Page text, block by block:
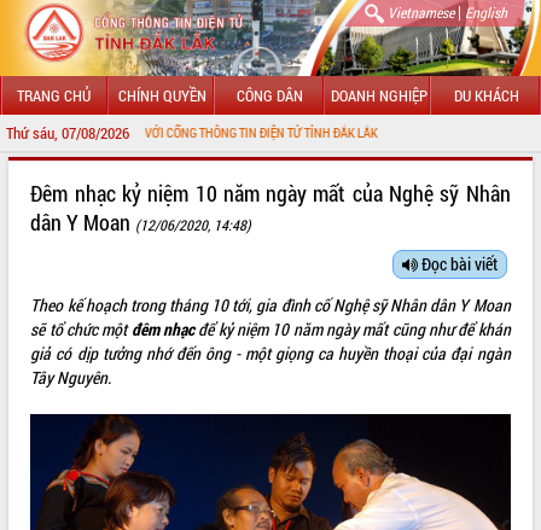
Vietnamese| English
TRANG CHỦ CHÍNH QUYỀN CÔNG DÂN DOANH NGHIỆP DU KHÁCH
Thứ sáu, 07/08/2026
MỪNG ĐẾN VỚI CỔNG THÔNG TIN ĐIỆN TỬ TỈNH ĐẮK LẮK
LÃNH ĐẠO UBND TỈNH
SỞ, BAN, NGÀNH
UBND CÁC XÃ, PHƯỜNG
THÔNG TIN CHỈ ĐẠO ĐIỀU HÀNH
HỆ THỐNG VĂN BẢN
VĂN BẢN HĐND TỈNH
Đêm nhạc kỷ niệm 10 năm ngày mất của Nghệ sỹ Nhân
dân Y Moan (12/06/2020, 14:48)
Đọc bài viết
Theo kế hoạch trong tháng 10 tới, gia đình cố Nghệ sỹ Nhân dân Y Moan
sẽ tổ chức mộtđêm nhạcđể kỷ niệm 10 năm ngày mất cũng như để khán
giả có dịp tưởng nhớ đến ông - một giọng ca huyền thoại của đại ngàn
Tây Nguyên.